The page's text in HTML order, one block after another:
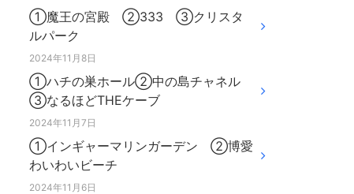
①魔王の宮殿 ②333 ③クリスタ
ルパーク
2024年11月8日
①ハチの巣ホール②中の島チャネル
③なるほどTHEケーブ
2024年11月7日
①インギャーマリンガーデン ②博愛
わいわいビーチ
2024年11月6日